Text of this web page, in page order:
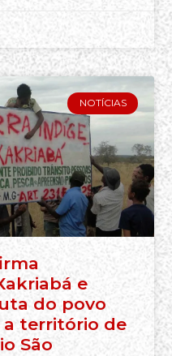
NOTÍCIAS
e
do povo
a território de
São